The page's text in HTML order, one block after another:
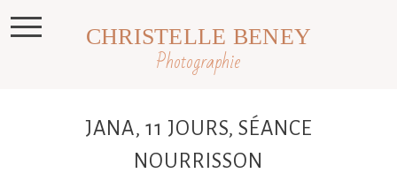
Photographie
CHRISTELLE BENEY
JANA, 11 JOURS, SÉANCE
NOURRISSON